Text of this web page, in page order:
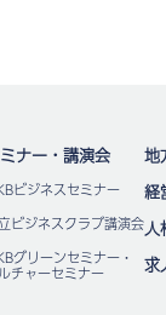
ナー・講演会
ビジネスセミナー
ビジネスクラブ講演会
グリーンセミナー・
チャーセミナー
地
経
人
求